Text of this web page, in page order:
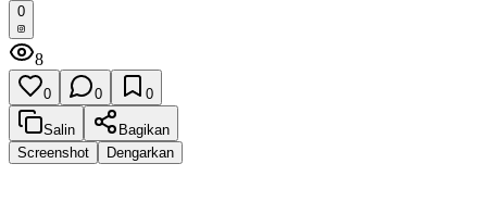
0
8
0 0 0
Salin
Bagikan
Screenshot
Dengarkan